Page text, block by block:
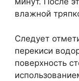
влажной
Следует
перекиси
поверхность